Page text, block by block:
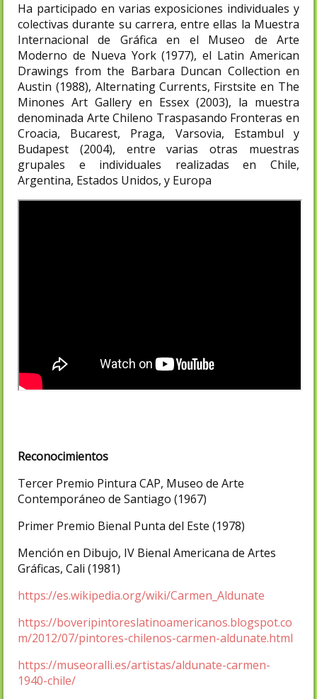
Ha participado en varias exposiciones individuales y
colectivas durante su carrera, entre ellas la Muestra
Internacional de Gráfica en el Museo de Arte
Moderno de Nueva York (1977), el Latin American
Drawings from the Barbara Duncan Collection en
Austin (1988), Alternating Currents, Firstsite en The
Minones Art Gallery en Essex (2003), la muestra
denominada Arte Chileno Traspasando Fronteras en
Croacia, Bucarest, Praga, Varsovia, Estambul y
Budapest (2004), entre varias otras muestras
grupales e individuales realizadas en Chile,
Argentina, Estados Unidos, y Europa
Reconocimientos
Tercer Premio Pintura CAP, Museo de Arte
Contemporáneo de Santiago (1967)
Primer Premio Bienal Punta del Este (1978)
Mención en Dibujo, IV Bienal Americana de Artes
Gráficas, Cali (1981)
https://es.wikipedia.org/wiki/Carmen_Aldunate
https://boveripintoreslatinoamericanos.blogspot.co
m/2012/07/pintores-chilenos-carmen-aldunate.html
https://museoralli.es/artistas/aldunate-carmen-
1940-chile/